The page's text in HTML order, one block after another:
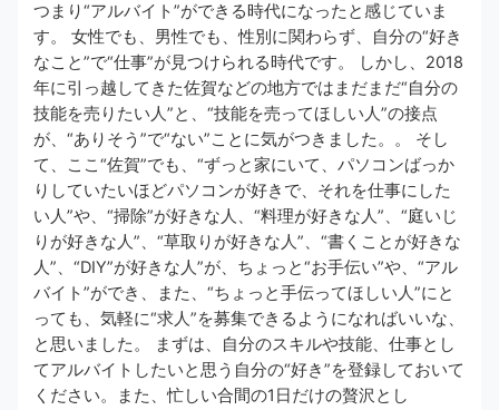
つまり“アルバイト”ができる時代になったと感じていま
す。 女性でも、男性でも、性別に関わらず、自分の“好き
なこと”で“仕事”が見つけられる時代です。 しかし、2018
年に引っ越してきた佐賀などの地方ではまだまだ“自分の
技能を売りたい人”と、“技能を売ってほしい人”の接点
が、“ありそう”で“ない”ことに気がつきました。。 そし
て、ここ“佐賀”でも、“ずっと家にいて、パソコンばっか
りしていたいほどパソコンが好きで、それを仕事にした
い人”や、“掃除”が好きな人、“料理が好きな人”、“庭いじ
りが好きな人”、“草取りが好きな人”、“書くことが好きな
人”、“DIY”が好きな人”が、ちょっと“お手伝い”や、“アル
バイト”ができ、また、“ちょっと手伝ってほしい人”にと
っても、気軽に“求人”を募集できるようになればいいな、
と思いました。 まずは、自分のスキルや技能、仕事とし
てアルバイトしたいと思う自分の“好き”を登録しておいて
ください。また、忙しい合間の1日だけの贅沢とし